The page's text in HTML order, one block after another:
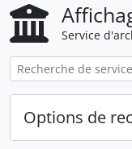
Service
Options de